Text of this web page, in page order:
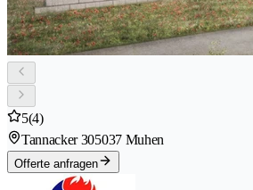
5(4)
Tannacker 305037 Muhen
Offerte anfragen